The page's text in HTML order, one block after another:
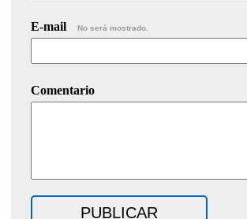
E-mail No será mostrado.
Comentario